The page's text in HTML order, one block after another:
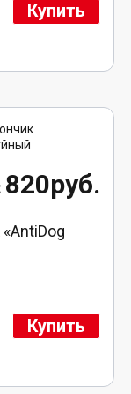
Купить
820руб.
Купить